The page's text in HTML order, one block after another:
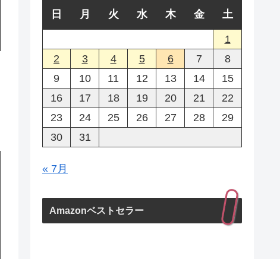
日 月 火 水 木 金 土
1
2
3 4 5 6 7
8
9
10 11 12 13 14
15
16
17 18 19 20 21
22
23
24 25 26 27 28
29
30
31
« 7月
Amazonベストセラー